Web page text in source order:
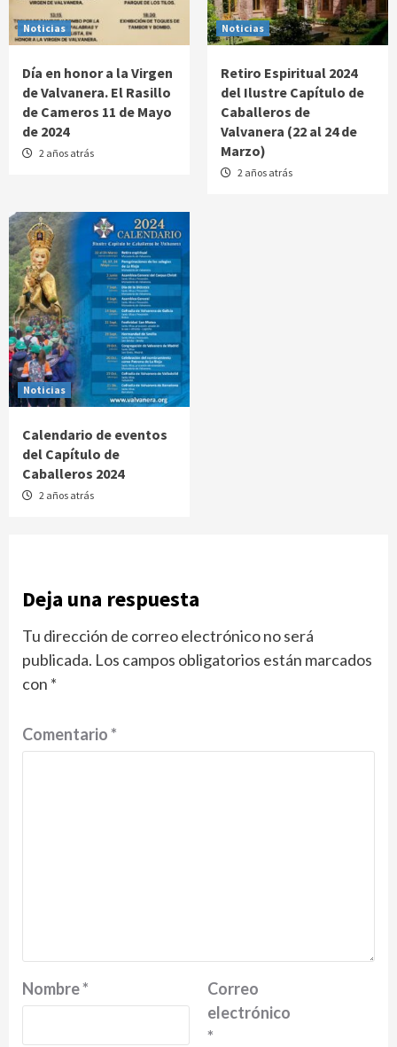
Noticias
Día en honor a la Virgen
de Valvanera. El Rasillo
de Cameros 11 de Mayo
de 2024
2 años atrás
Noticias
Retiro Espiritual 2024
del Ilustre Capítulo de
Caballeros de
Valvanera (22 al 24 de
Marzo)
2 años atrás
Noticias
Calendario de eventos
del Capítulo de
Caballeros 2024
2 años atrás
Deja una respuesta
Tu dirección de correo electrónico no será
publicada. Los campos obligatorios están marcados
con *
Comentario*
Nombre*
Correo
electrónico
*